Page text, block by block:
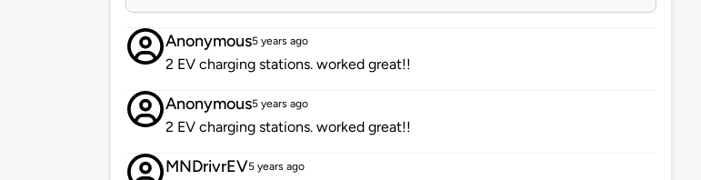
Anonymous5 years ago
2 EV charging stations. worked great!!
Anonymous5 years ago
2 EV charging stations. worked great!!
MNDrivrEV5 years ago